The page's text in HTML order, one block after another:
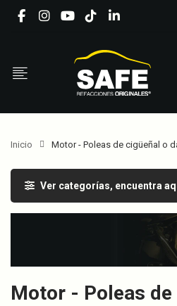
Inicio Motor - Poleas de cigüeñal o
Ver categorías, encuentra
Motor - Poleas de